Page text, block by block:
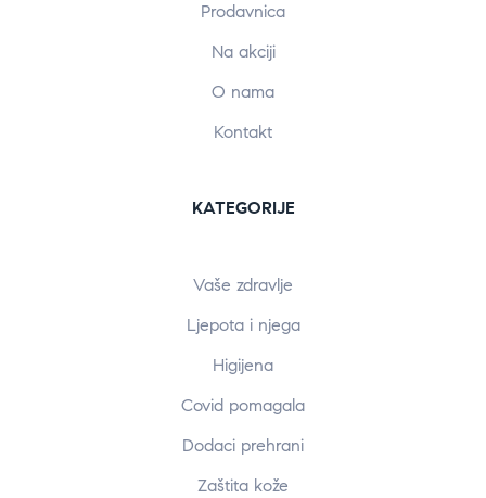
Prodavnica
Na akciji
O nama
Kontakt
KATEGORIJE
Vaše zdravlje
Ljepota i njega
Higijena
Covid pomagala
Dodaci prehrani
Zaštita kože